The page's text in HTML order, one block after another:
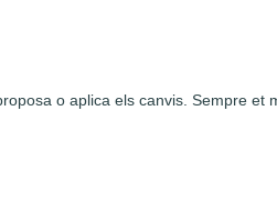
o aplica els canvis. Sempre